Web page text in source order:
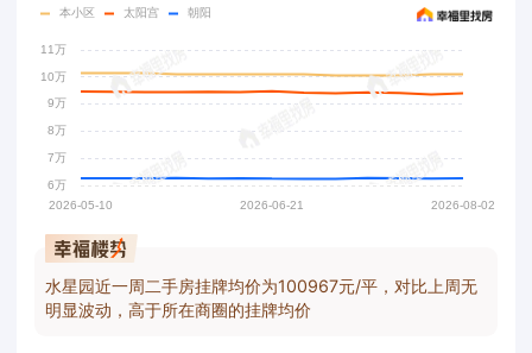
水星园近一周二手房挂牌均价为100967元/平，对比上周无
明显波动，高于所在商圈的挂牌均价